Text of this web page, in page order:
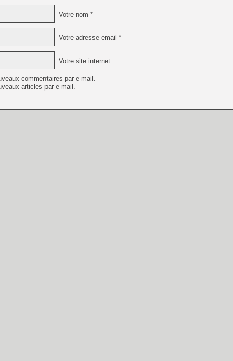
[Mo5] Deux inédits du
[GK] Le beat'em up The
[GK] Endless Legend 2 :
[LS] [PS5] Premiers
Votre nom *
Votre adresse email *
Votre site internet
commentaires par e-mail.
articles par e-mail.